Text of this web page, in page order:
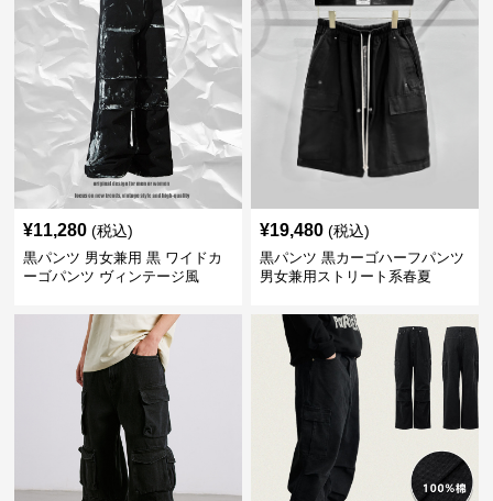
¥11,280 (税込)
黒パンツ 男女兼用 黒 ワイドカ
ーゴパンツ ヴィンテージ風
¥19,480 (税込)
黒パンツ 黒カーゴハーフパンツ
男女兼用ストリート系春夏